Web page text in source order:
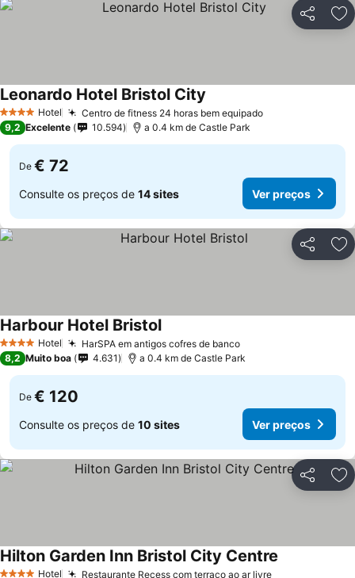
Partilhar
4 EstrelasHotel Centro de fitness 24 horas bem equipadoVer preços
Leonardo Hotel Bristol City
9,2 Excelente 10.594 a 0.4 km de Castle Park
De € 72
Consulte os preços de 14 sites Ver preços
Partilhar
4 EstrelasHotel HarSPA em antigos cofres de bancoVer preços
Harbour Hotel BristolVer preços
8,2 Muito boa 4.631 a 0.4 km de Castle Park
De € 120
Consulte os preços de 10 sites Ver preços
Partilhar
Hotel Restaurante Recess com terraço ao ar livre
Hilton Garden Inn Bristol City Centre